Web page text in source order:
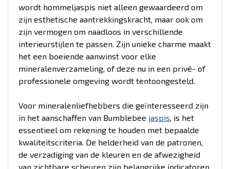
wordt hommeljaspis niet alleen gewaardeerd om
zijn esthetische aantrekkingskracht, maar ook om
zijn vermogen om naadloos in verschillende
interieurstijlen te passen. Zijn unieke charme maakt
het een boeiende aanwinst voor elke
mineralenverzameling, of deze nu in een privé- of
professionele omgeving wordt tentoongesteld.
Voor mineralenliefhebbers die geïnteresseerd zijn
in het aanschaffen van Bumblebee jaspis, is het
essentieel om rekening te houden met bepaalde
kwaliteitscriteria. De helderheid van de patronen,
de verzadiging van de kleuren en de afwezigheid
van zichtbare scheuren zijn belangrijke indicatoren